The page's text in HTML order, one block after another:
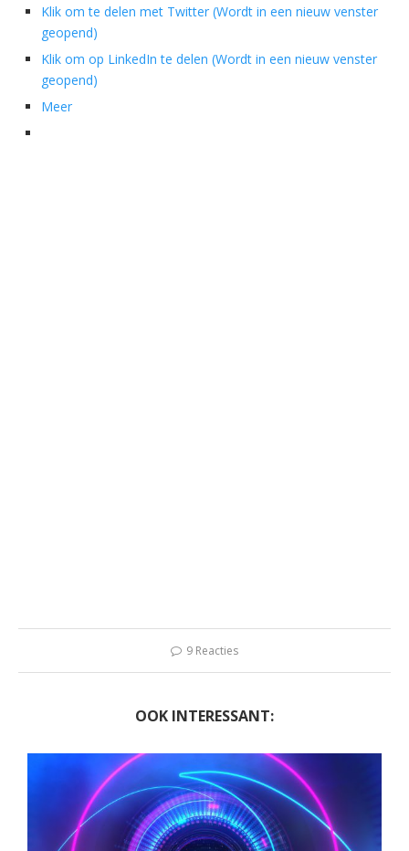
Klik om te delen met Twitter (Wordt in een nieuw venster
geopend)
Klik om op LinkedIn te delen (Wordt in een nieuw venster
geopend)
Meer
9 Reacties
OOK INTERESSANT: